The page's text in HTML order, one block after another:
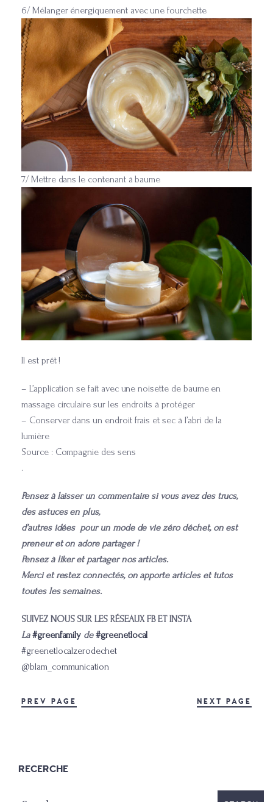
6/ Mélanger énergiquement avec une fourchette
7/ Mettre dans le contenant à baume
Il est prêt !
– L’application se fait avec une noisette de baume en
massage circulaire sur les endroits à protéger
– Conserver dans un endroit frais et sec à l’abri de la
lumière
Source : Compagnie des sens
.
Pensez à laisser un commentaire si vous avez des trucs,
des astuces en plus,
d’autres idées pour un mode de vie zéro déchet, on est
preneur et on adore partager !
Pensez à liker et partager nos articles.
Merci et restez connectés, on apporte articles et tutos
toutes les semaines.
SUIVEZ NOUS SUR LES RÉSEAUX FB ET INSTA
La#greenfamily de#greenetlocal
#greenetlocalzerodechet
@blam_communication
PREV PAGE NEXT PAGE
RECERCHE